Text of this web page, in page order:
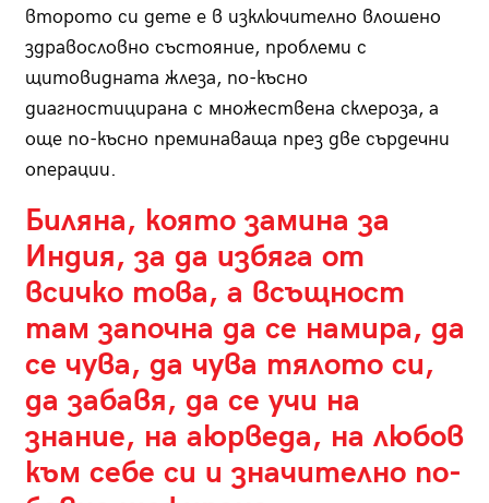
второто си дете е в изключително влошено
здравословно състояние, проблеми с
щитовидната жлеза, по-късно
диагностицирана с множествена склероза, а
още по-късно преминаваща през две сърдечни
операции.
Биляна, която замина за
Индия, за да избяга от
всичко това, а всъщност
там започна да се намира, да
се чува, да чува тялото си,
да забавя, да се учи на
знание, на аюрведа, на любов
към себе си и значително по-